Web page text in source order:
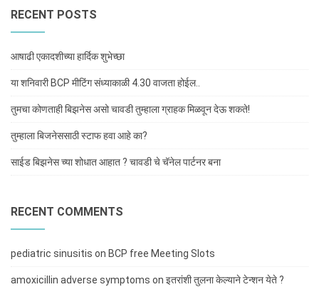
RECENT POSTS
आषाढी एकादशीच्या हार्दिक शुभेच्छा
या शनिवारी BCP मीटिंग संध्याकाळी 4.30 वाजता होईल..
तुमचा कोणताही बिझनेस असो चावडी तुम्हाला ग्राहक मिळवून देऊ शकते!
तुम्हाला बिजनेससाठी स्टाफ हवा आहे का?
साईड बिझनेस च्या शोधात आहात ? चावडी चे चॅनेल पार्टनर बना
RECENT COMMENTS
pediatric sinusitis on BCP free Meeting Slots
amoxicillin adverse symptoms on इतरांशी तुलना केल्याने टेन्शन येते ?